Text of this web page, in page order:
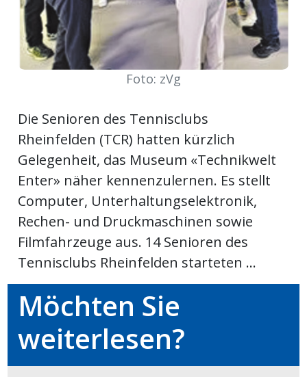
Foto: zVg
Die Senioren des Tennisclubs
Rheinfelden (TCR) hatten kürzlich
Gelegenheit, das Museum «Technikwelt
Enter» näher kennenzulernen. Es stellt
Computer, Unterhaltungselektronik,
Rechen- und Druckmaschinen sowie
Filmfahrzeuge aus. 14 Senioren des
Tennisclubs Rheinfelden starteten ...
Möchten Sie
weiterlesen?